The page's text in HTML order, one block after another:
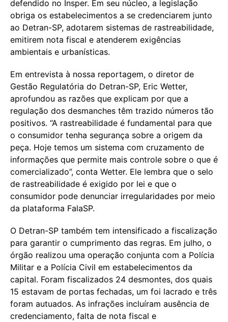
defendido no Insper. Em seu núcleo, a legislação
obriga os estabelecimentos a se credenciarem junto
ao Detran-SP, adotarem sistemas de rastreabilidade,
emitirem nota fiscal e atenderem exigências
ambientais e urbanísticas.
Em entrevista à nossa reportagem, o diretor de
Gestão Regulatória do Detran-SP, Eric Wetter,
aprofundou as razões que explicam por que a
regulação dos desmanches têm trazido números tão
positivos. “A rastreabilidade é fundamental para que
o consumidor tenha segurança sobre a origem da
peça. Hoje temos um sistema com cruzamento de
informações que permite mais controle sobre o que é
comercializado”, conta Wetter. Ele lembra que o selo
de rastreabilidade é exigido por lei e que o
consumidor pode denunciar irregularidades por meio
da plataforma FalaSP.
O Detran-SP também tem intensificado a fiscalização
para garantir o cumprimento das regras. Em julho, o
órgão realizou uma operação conjunta com a Polícia
Militar e a Polícia Civil em estabelecimentos da
capital. Foram fiscalizados 24 desmontes, dos quais
15 estavam de portas fechadas, um foi lacrado e três
foram autuados. As infrações incluíram ausência de
credenciamento, falta de nota fiscal e